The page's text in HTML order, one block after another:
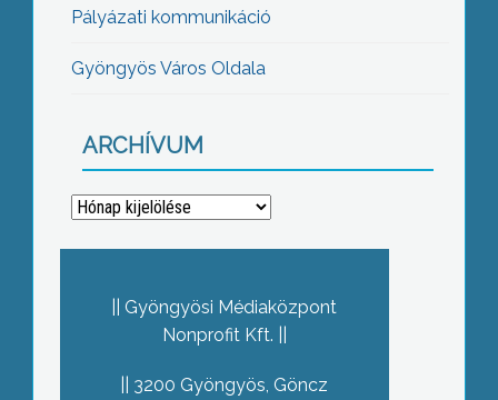
Pályázati kommunikáció
Gyöngyös Város Oldala
ARCHÍVUM
Archívum
Gyöngyösi Médiaközpont
Nonprofit Kft.
3200 Gyöngyös, Göncz